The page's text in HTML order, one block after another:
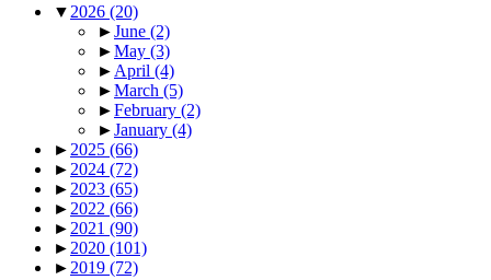
▼ 2026 (20)
►June (2)
►May (3)
► April (4)
►March (5)
►February (2)
►January (4)
► 2025 (66)
► 2024 (72)
► 2023 (65)
► 2022 (66)
► 2021 (90)
► 2020 (101)
► 2019 (72)